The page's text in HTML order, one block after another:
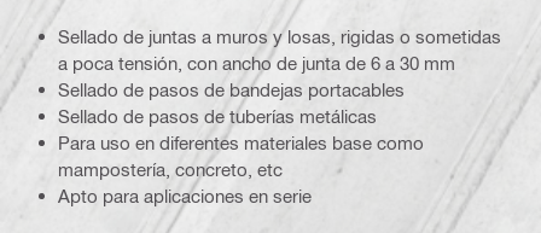
Sellado de juntas a muros y losas, rigidas o sometidas
a poca tensión, con ancho de junta de 6 a 30 mm
Sellado de pasos de bandejas portacables
Sellado de pasos de tuberías metálicas
Para uso en diferentes materiales base como
mampostería, concreto, etc
Apto para aplicaciones en serie